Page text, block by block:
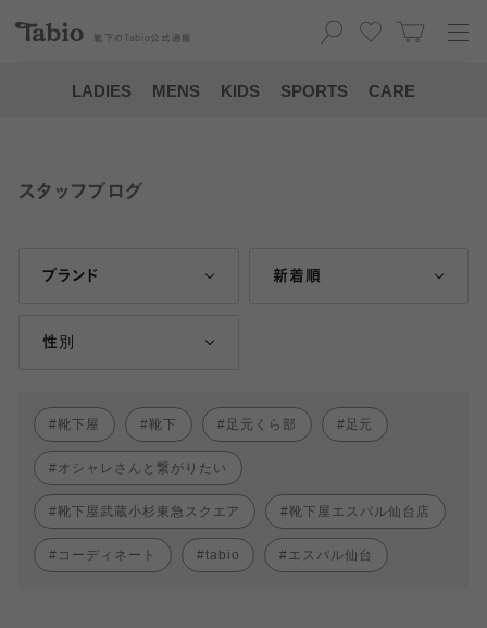
靴下の Tabio 公式通販
LADIES MENS KIDS SPORTS CARE
スタッフブログ
ブランド 新着順
性別
靴下屋 靴下 足元くら部 足元
オシャレさんと繋がりたい
靴下屋武蔵小杉東急スクエア 靴下屋エスパル仙台店
コーディネート tabio エスパル仙台